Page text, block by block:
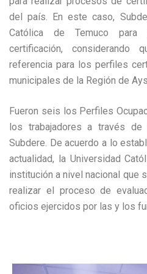
del país. En este caso,
Católica de Temuco
certificación,
referencia para los perfiles
municipales de la Región de
Fueron seis los Perfiles
los trabajadores a través
Subdere. De acuerdo a lo
actualidad, la Universidad
institución a nivel nacional que
realizar el proceso de
oficios ejercidos por las y los